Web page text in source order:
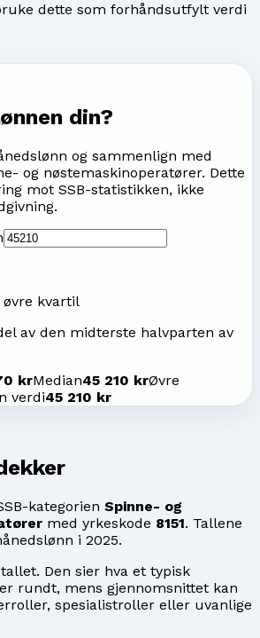
dette som forhåndsutfylt verdi
din?
og sammenlign med
og nøstemaskinoperatører. Dette
mot SSB-statistikken, ikke
kvartil
av den midterste halvparten av
krMedian45 210 krØvre
verdi45 210 kr
kategorien Spinne- og
med yrkeskode 8151. Tallene
i 2025.
Den sier hva et typisk
rundt, mens gjennomsnittet kan
spesialistroller eller uvanlige